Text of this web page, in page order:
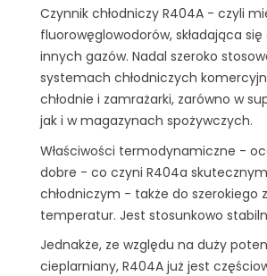
Czynnik chłodniczy R404A - czyli
fluorowęglowodorów, składająca się
innych gazów. Nadal szeroko
systemach chłodniczych
chłodnie i zamrażarki, zarówno w
jak i w magazynach spożywczych.
Właściwości termodynamiczne -
dobre - co czyni R404a
chłodniczym - także do szerokiego
temperatur. Jest stosunkowo
Jednakże, ze względu na duży
cieplarniany, R404A już jest